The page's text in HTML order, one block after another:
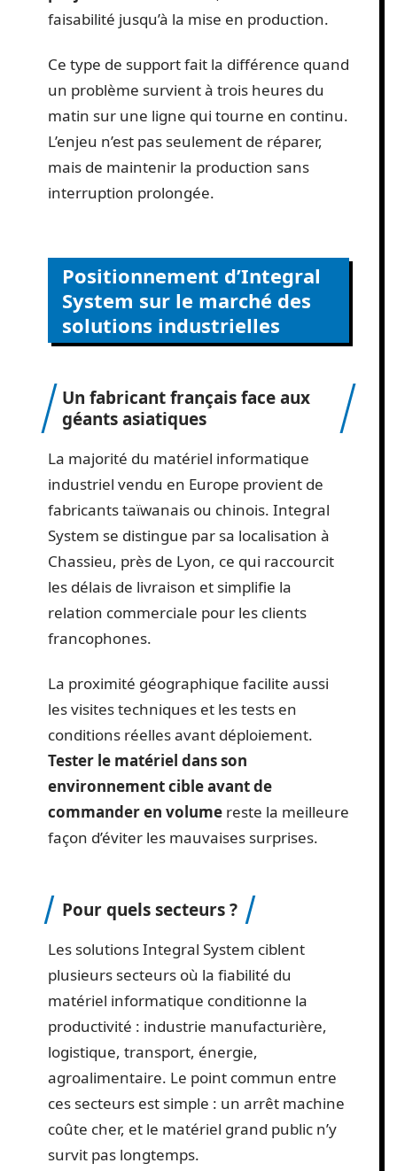
faisabilité jusqu’à la mise en production.
Ce type de support fait la différence quand
un problème survient à trois heures du
matin sur une ligne qui tourne en continu.
L’enjeu n’est pas seulement de réparer,
mais de maintenir la production sans
interruption prolongée.
Positionnement d’Integral
System sur le marché des
solutions industrielles
Un fabricant français face aux
géants asiatiques
La majorité du matériel informatique
industriel vendu en Europe provient de
fabricants taïwanais ou chinois. Integral
System se distingue par sa localisation à
Chassieu, près de Lyon, ce qui raccourcit
les délais de livraison et simplifie la
relation commerciale pour les clients
francophones.
La proximité géographique facilite aussi
les visites techniques et les tests en
conditions réelles avant déploiement.
Tester le matériel dans son
environnement cible avant de
commander en volume reste la meilleure
façon d’éviter les mauvaises surprises.
Pour quels secteurs ?
Les solutions Integral System ciblent
plusieurs secteurs où la fiabilité du
matériel informatique conditionne la
productivité : industrie manufacturière,
logistique, transport, énergie,
agroalimentaire. Le point commun entre
ces secteurs est simple : un arrêt machine
coûte cher, et le matériel grand public n’y
survit pas longtemps.